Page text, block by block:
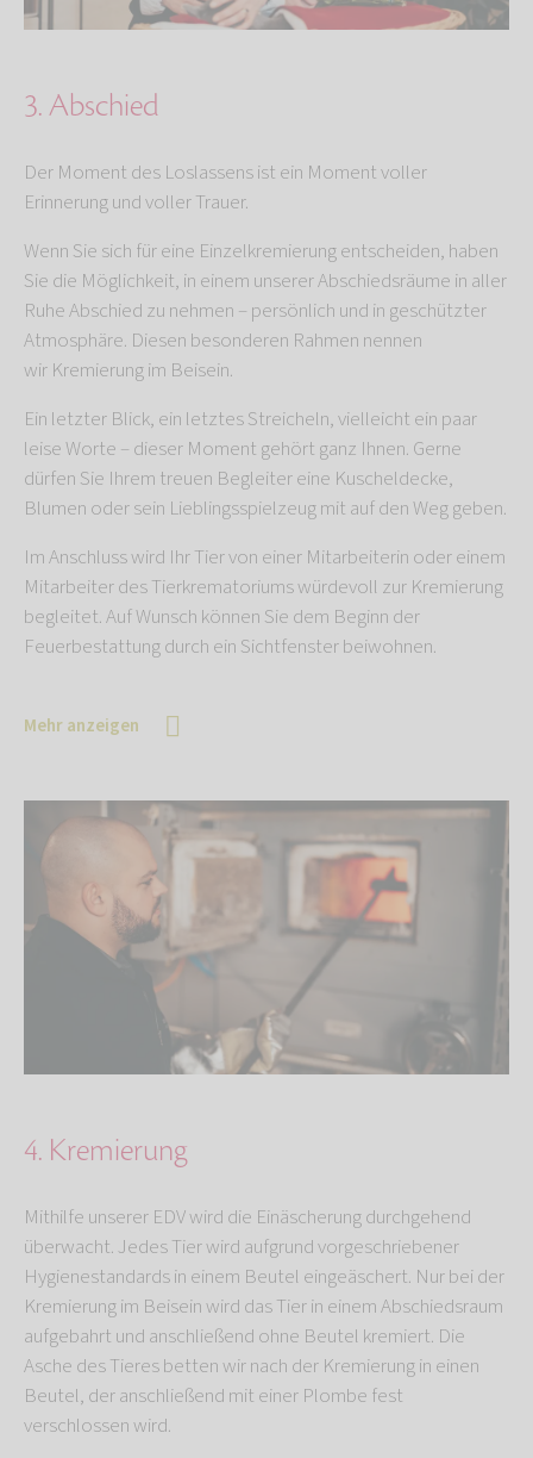
3. Abschied
Der Moment des Loslassens ist ein Moment voller
Erinnerung und voller Trauer.
Wenn Sie sich für eine Einzelkremierung entscheiden, haben
Sie die Möglichkeit, in einem unserer Abschiedsräume in aller
Ruhe Abschied zu nehmen – persönlich und in geschützter
Atmosphäre. Diesen besonderen Rahmen nennen
wir Kremierung im Beisein.
Ein letzter Blick, ein letztes Streicheln, vielleicht ein paar
leise Worte – dieser Moment gehört ganz Ihnen. Gerne
dürfen Sie Ihrem treuen Begleiter eine Kuscheldecke,
Blumen oder sein Lieblingsspielzeug mit auf den Weg geben.
Im Anschluss wird Ihr Tier von einer Mitarbeiterin oder einem
Mitarbeiter des Tierkrematoriums würdevoll zur Kremierung
begleitet. Auf Wunsch können Sie dem Beginn der
Feuerbestattung durch ein Sichtfenster beiwohnen.
Mehr anzeigen
4. Kremierung
Mithilfe unserer EDV wird die Einäscherung durchgehend
überwacht. Jedes Tier wird aufgrund vorgeschriebener
Hygienestandards in einem Beutel eingeäschert. Nur bei der
Kremierung im Beisein wird das Tier in einem Abschiedsraum
aufgebahrt und anschließend ohne Beutel kremiert. Die
Asche des Tieres betten wir nach der Kremierung in einen
Beutel, der anschließend mit einer Plombe fest
verschlossen wird.